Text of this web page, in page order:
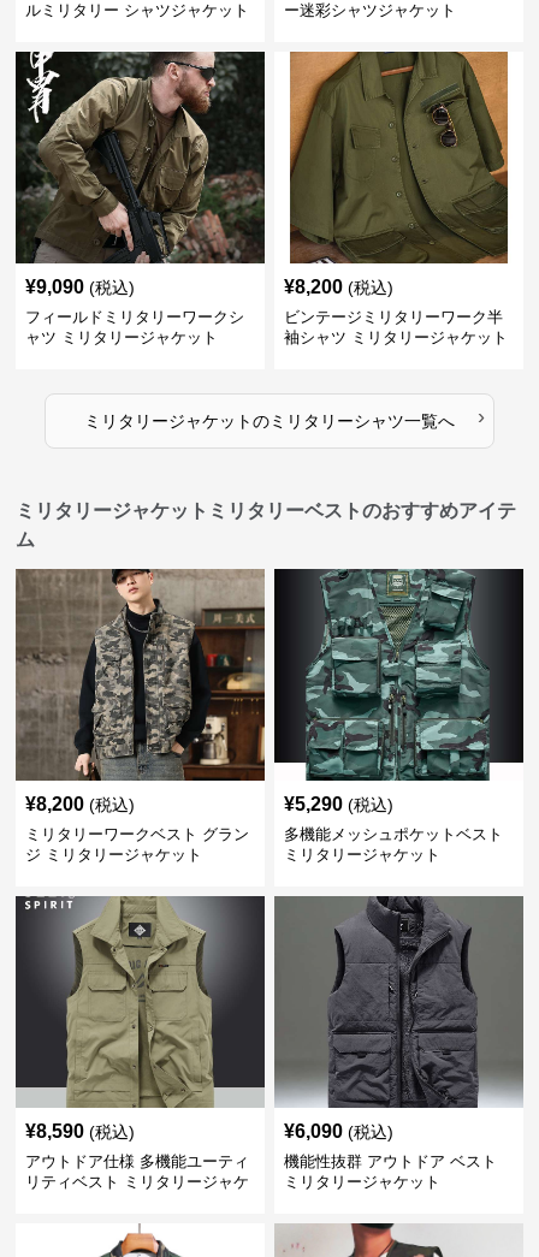
ルミリタリー シャツジャケット
ー迷彩シャツジャケット
¥9,090 (税込)
フィールドミリタリーワークシ
ャツ ミリタリージャケット
¥8,200 (税込)
ビンテージミリタリーワーク半
袖シャツ ミリタリージャケット
ミリタリージャケットのミリタリーシャツ一覧へ ›
ミリタリージャケットミリタリーベストのおすすめアイテ
ム
¥8,200 (税込)
ミリタリーワークベスト グラン
ジ ミリタリージャケット
¥5,290 (税込)
多機能メッシュポケットベスト
ミリタリージャケット
¥8,590 (税込)
アウトドア仕様 多機能ユーティ
リティベスト ミリタリージャケ
¥6,090 (税込)
機能性抜群 アウトドア ベスト
ミリタリージャケット